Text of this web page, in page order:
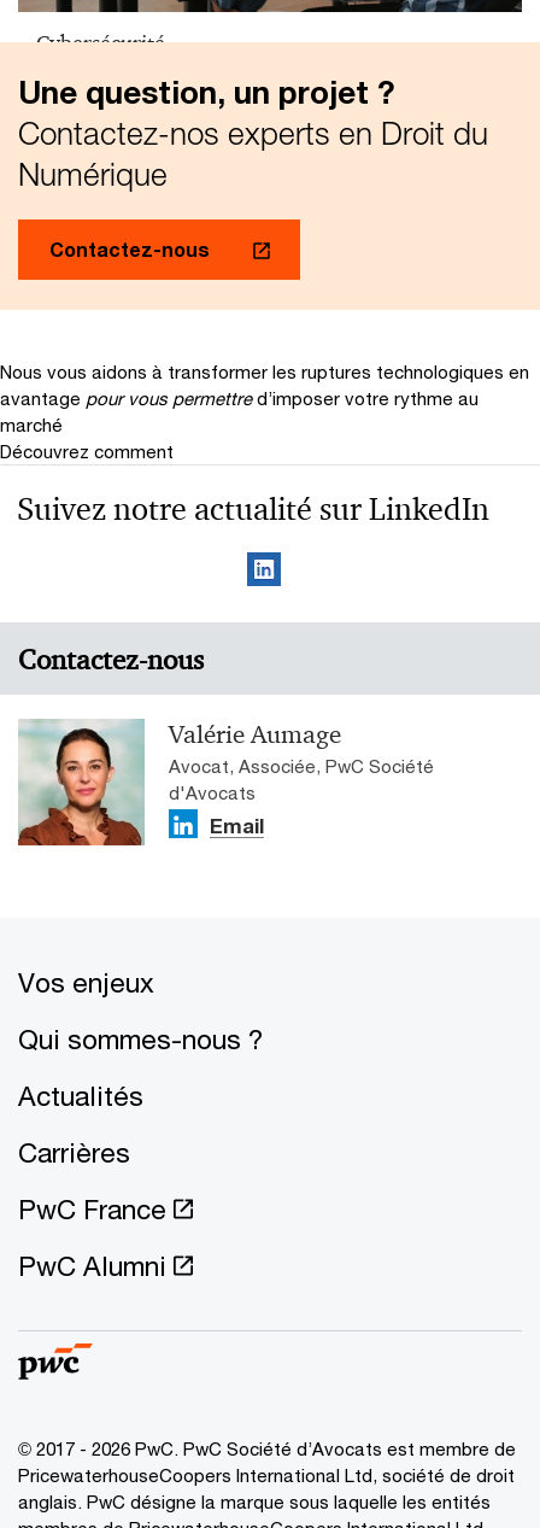
Cybersécurité
Une question, un projet ?
Contactez-nos experts en Droit du
Numérique
Contactez-nous
Nous vous aidons à transformer les ruptures technologiques en
avantage pour vous permettre d’imposer votre rythme au
marché
Découvrez comment
Suivez notre actualité sur LinkedIn
Contactez-nous
Valérie Aumage
Avocat, Associée, PwC Société
d'Avocats
Email
Vos enjeux
Qui sommes-nous ?
Actualités
Carrières
PwC France
PwC Alumni
© 2017 - 2026 PwC. PwC Société d’Avocats est membre de
PricewaterhouseCoopers International Ltd, société de droit
anglais. PwC désigne la marque sous laquelle les entités